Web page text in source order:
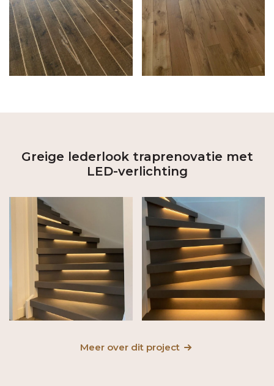
Greige lederlook traprenovatie met
LED-verlichting
Meer over dit project